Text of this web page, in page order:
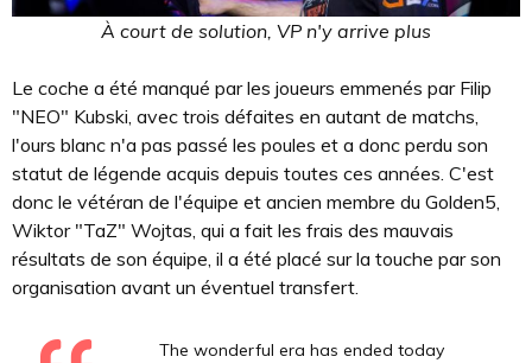
À court de solution, VP n'y arrive plus
Le coche a été manqué par les joueurs emmenés par Filip
"NEO" Kubski, avec trois défaites en autant de matchs,
l'ours blanc n'a pas passé les poules et a donc perdu son
statut de légende acquis depuis toutes ces années. C'est
donc le vétéran de l'équipe et ancien membre du Golden5,
Wiktor "TaZ" Wojtas, qui a fait les frais des mauvais
résultats de son équipe, il a été placé sur la touche par son
organisation avant un éventuel transfert.
The wonderful era has ended today